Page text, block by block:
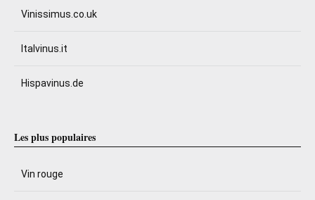
Vinissimus.co.uk
Italvinus.it
Hispavinus.de
Les plus populaires
Vin rouge